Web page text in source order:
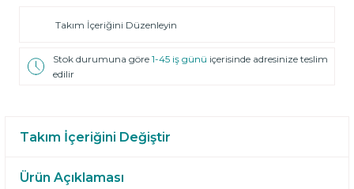
Takım İçeriğini Düzenleyin
Stok durumuna göre1-45 iş günü içerisinde adresinize teslim
edilir
Takım İçeriğini Değiştir
Ürün Açıklaması